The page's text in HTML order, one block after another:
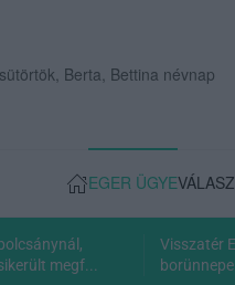
Berta, Bettina névnap
EGER ÜGYE
megf...
Visszatér